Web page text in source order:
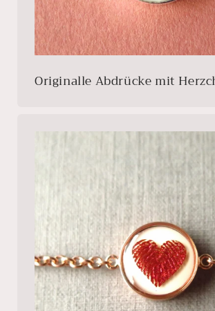
Originalle Abdrücke mit